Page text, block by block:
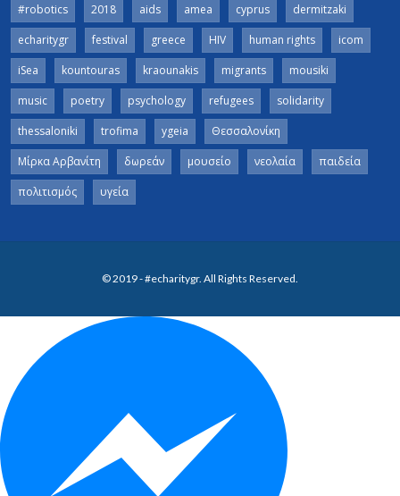
#robotics
2018 aids amea cyprus
dermitzaki
echaritygr
festival greece HIV human rights
icom
iSea
kountouras kraounakis migrants
mousiki
music
poetry psychology refugees
solidarity
thessaloniki
trofima ygeia
Θεσσαλονίκη
Μίρκα Αρβανίτη
δωρεάν μουσείο νεολαία
παιδεία
πολιτισμός
υγεία
© 2019 - #echaritygr. All Rights Reserved.